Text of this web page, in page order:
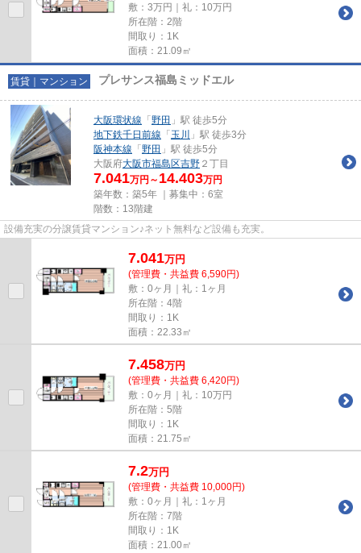
敷：3万円｜礼：10万円
所在階：2階
間取り：1K
面積：21.09㎡
賃貸｜マンション プレサンス福島ミッドエル
大阪環状線 「 野田 」駅 徒歩5分
地下鉄千日前線 「 玉川
」駅 徒歩3分
阪神本線 「 野田 」駅 徒歩5分
大阪府大阪市福島区吉野 ２丁目
7.041万円～ 14.403万円
築年数：築5年 ｜募集中： 6室
階数：13階建
設備充実の分譲賃貸マンション♪ネット無料など設備も充実。
7.041万円
(管理費・共益費 6,590円)
敷：0ヶ月｜礼：1ヶ月
所在階：4階
間取り：1K
面積：22.33㎡
7.458万円
(管理費・共益費 6,420円)
敷：0ヶ月｜礼：10万円
所在階：5階
間取り：1K
面積：21.75㎡
7.2万円
(管理費・共益費 10,000円)
敷：0ヶ月｜礼：1ヶ月
所在階：7階
間取り：1K
面積：21.00㎡